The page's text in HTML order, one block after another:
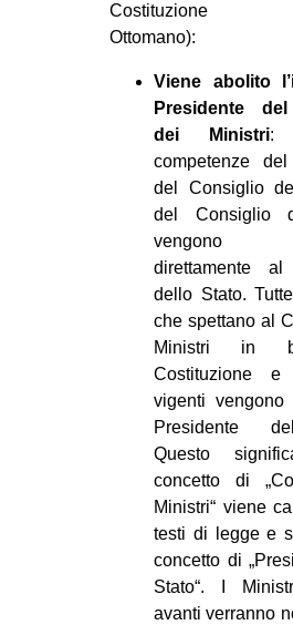
Costituzione
Ottomano):
Viene abolito
Presidente
dei Ministri:
competenze
del Consiglio
del Consiglio
vengono
direttamente al
dello Stato.
che spettano al
Ministri in
Costituzione
vigenti vengono
Presidente
Questo
concetto di
Ministri“ viene
testi di legge e
concetto di
Stato“. I
avanti verranno